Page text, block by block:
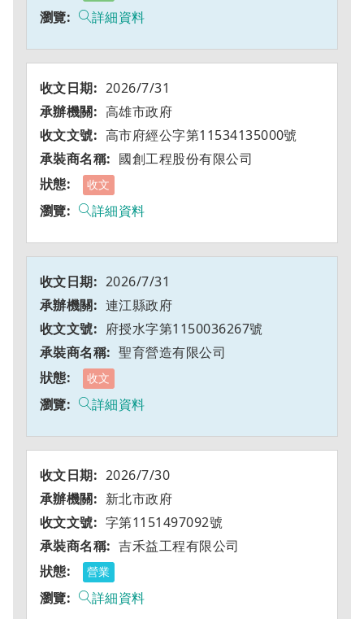
詳細資料
2026/7/31
高雄市政府
高市府經公字第11534135000號
國創工程股份有限公司
收文
詳細資料
2026/7/31
連江縣政府
府授水字第1150036267號
聖育營造有限公司
收文
詳細資料
2026/7/30
新北市政府
字第1151497092號
吉禾益工程有限公司
營業
詳細資料